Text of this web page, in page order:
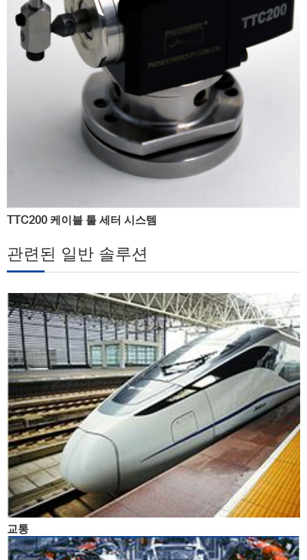
TTC200 케이블 툴 세터 시스템
관련된 일반 솔루션
교통